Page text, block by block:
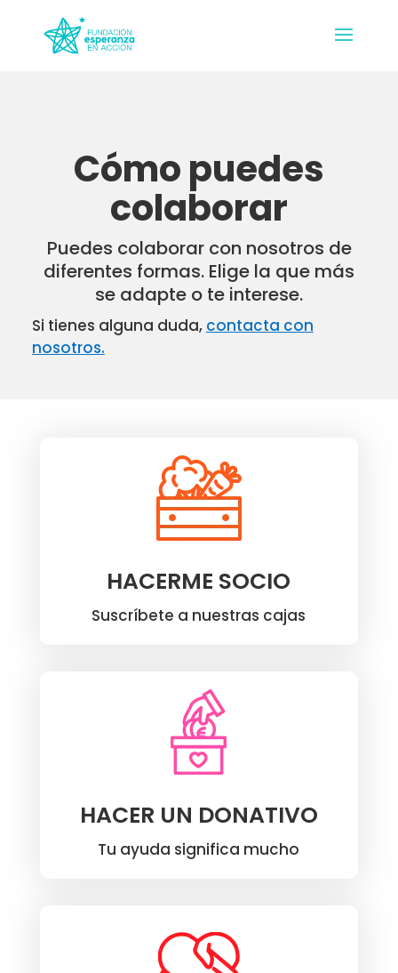
Cómo puedes
colaborar
Puedes colaborar con nosotros de
diferentes formas. Elige la que más
se adapte o te interese.
Si tienes alguna duda, contacta con
nosotros.
HACERME SOCIO
Suscríbete a nuestras cajas
HACER UN DONATIVO
Tu ayuda significa mucho